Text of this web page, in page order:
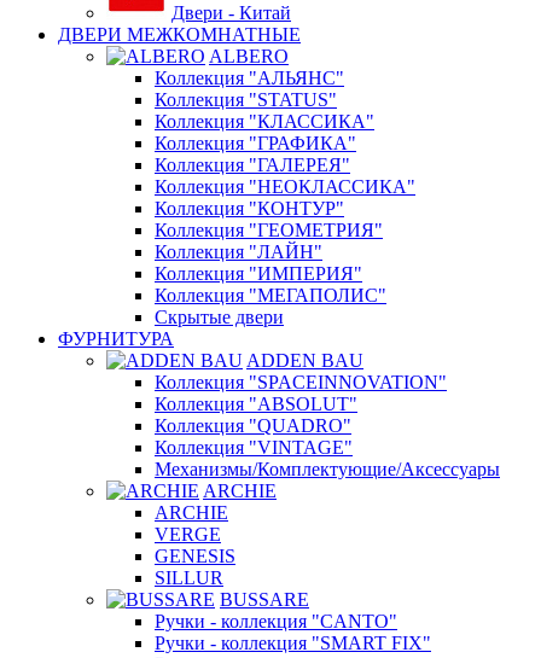
Двери - Китай
ДВЕРИ МЕЖКОМНАТНЫЕ
ALBERO
Коллекция "АЛЬЯНС"
Коллекция "STATUS"
Коллекция "КЛАССИКА"
Коллекция "ГРАФИКА"
Коллекция "ГАЛЕРЕЯ"
Коллекция "НЕОКЛАССИКА"
Коллекция "КОНТУР"
Коллекция "ГЕОМЕТРИЯ"
Коллекция "ЛАЙН"
Коллекция "ИМПЕРИЯ"
Коллекция "МЕГАПОЛИС"
Скрытые двери
ФУРНИТУРА
ADDEN BAU
Коллекция "SPACEINNOVATION"
Коллекция "ABSOLUT"
Коллекция "QUADRO"
Коллекция "VINTAGE"
Механизмы/Комплектующие/Аксессуары
ARCHIE
ARCHIE
VERGE
GENESIS
SILLUR
BUSSARE
Ручки - коллекция "CANTO"
Ручки - коллекция "SMART FIX"